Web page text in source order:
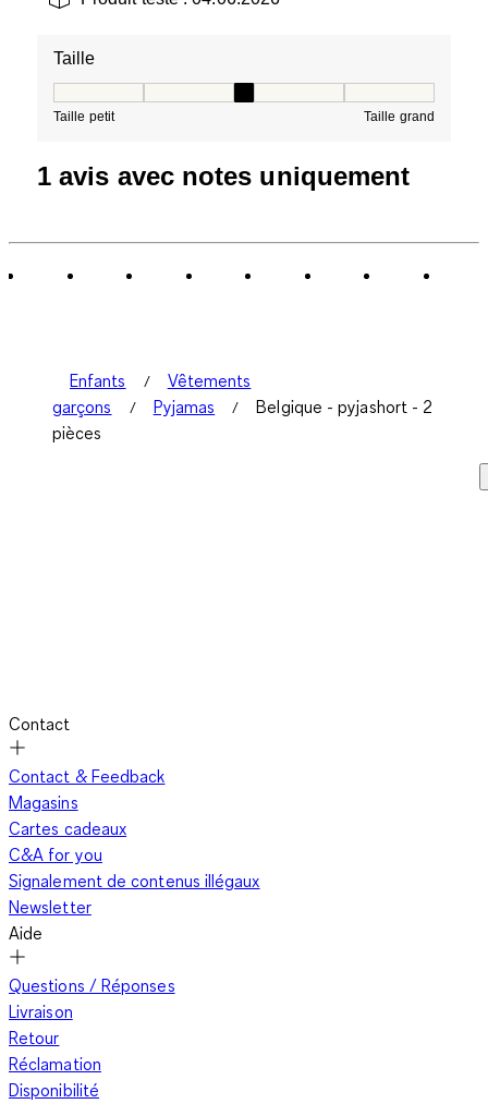
Taille
Taille petit Taille grand
1 avis avec notes uniquement
Enfants
Vêtements
garçons
Pyjamas
Belgique - pyjashort - 2
pièces
Contact
Contact & Feedback
Magasins
Cartes cadeaux
C&A for you
Signalement de contenus illégaux
Newsletter
Aide
Questions / Réponses
Livraison
Retour
Réclamation
Disponibilité